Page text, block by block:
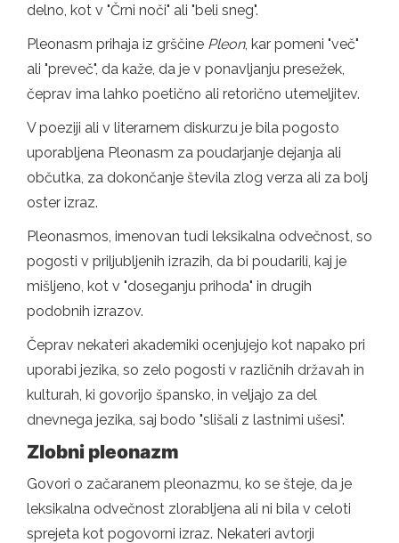
delno, kot v "Črni noči" ali "beli sneg".
Pleonasm prihaja iz grščine Pleon, kar pomeni "več"
ali "preveč", da kaže, da je v ponavljanju presežek,
čeprav ima lahko poetično ali retorično utemeljitev.
V poeziji ali v literarnem diskurzu je bila pogosto
uporabljena Pleonasm za poudarjanje dejanja ali
občutka, za dokončanje števila zlog verza ali za bolj
oster izraz.
Pleonasmos, imenovan tudi leksikalna odvečnost, so
pogosti v priljubljenih izrazih, da bi poudarili, kaj je
mišljeno, kot v "doseganju prihoda" in drugih
podobnih izrazov.
Čeprav nekateri akademiki ocenjujejo kot napako pri
uporabi jezika, so zelo pogosti v različnih državah in
kulturah, ki govorijo špansko, in veljajo za del
dnevnega jezika, saj bodo "slišali z lastnimi ušesi".
Zlobni pleonazm
Govori o začaranem pleonazmu, ko se šteje, da je
leksikalna odvečnost zlorabljena ali ni bila v celoti
sprejeta kot pogovorni izraz. Nekateri avtorji